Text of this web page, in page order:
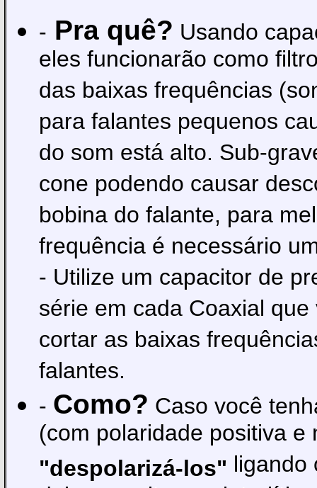
- Pra quê? Usando
eles funcionarão como
das baixas frequências
para falantes pequenos
do som está alto. Sub-
cone podendo causar
bobina do falante, para
frequência é necessário
- Utilize um capacitor de
série em cada Coaxial
cortar as baixas
falantes.
- Como? Caso você
(com polaridade positiva e
"despolarizá-los" ligando